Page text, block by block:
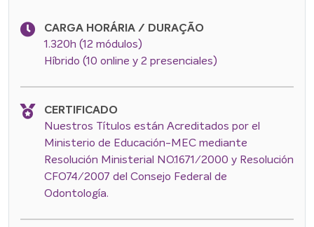
CARGA HORÁRIA / DURAÇÃO
1.320h (12 módulos)
Híbrido (10 online y 2 presenciales)
CERTIFICADO
Nuestros Títulos están Acreditados por el
Ministerio de Educación-MEC mediante
Resolución Ministerial NO.1671/2000 y Resolución
CFO74/2007 del Consejo Federal de
Odontología.